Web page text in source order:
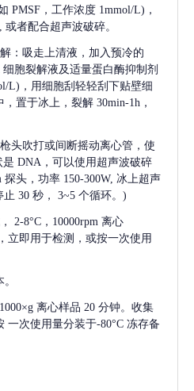
PMSF，工作浓度 1mmol/L)，
者配合超声波破碎。
：吸走上清液，加入预冷的
胞裂解液及适量蛋白酶抑制剂
L)，用细胞刮轻轻刮下贴壁细
置于冰上，裂解 30min-1h，
头吹打或间断摇动离心管，使
是 DNA，可以使用超声波破碎
头，功率 150-300W, 冰上超声
30 秒， 3~5 个循环。)
2-8°C，10000rpm 离心
立即用于检测，或按一次使用
离心样品 20 分钟。收集
一次使用量分装于-80°C 冻存备